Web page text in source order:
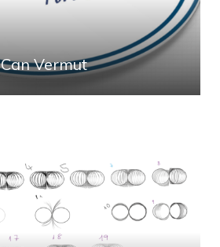
Can Vermut